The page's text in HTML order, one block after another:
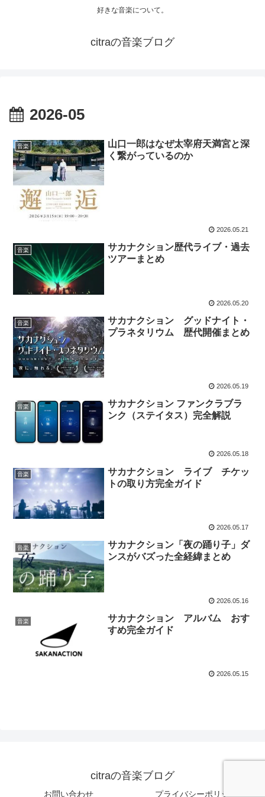
好きな音楽について。
citraの音楽ブログ
2026-05
音楽
山口一郎はなぜ太宰府天満宮と深
く繋がっているのか
2026.05.21
音楽
サカナクション歴代ライブ・過去
ツアーまとめ
2026.05.20
音楽
サカナクション グッドナイト・
プラネタリウム 歴代開催まとめ
2026.05.19
音楽
サカナクション ファンクラブラ
ンク（ステイタス）完全解説
2026.05.18
音楽
サカナクション ライブ チケッ
トの取り方完全ガイド
2026.05.17
音楽
サカナクション「夜の踊り子」ダ
ンスがバズった全経緯まとめ
2026.05.16
音楽
サカナクション アルバム おす
すめ完全ガイド
2026.05.15
citraの音楽ブログ
お問い合わせ プライバシーポリシー